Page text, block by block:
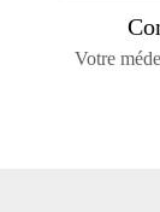
Votre